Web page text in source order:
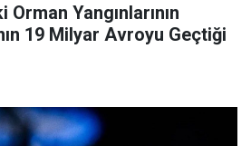
Yangınlarının
19 Milyar Avroyu Geçtiği